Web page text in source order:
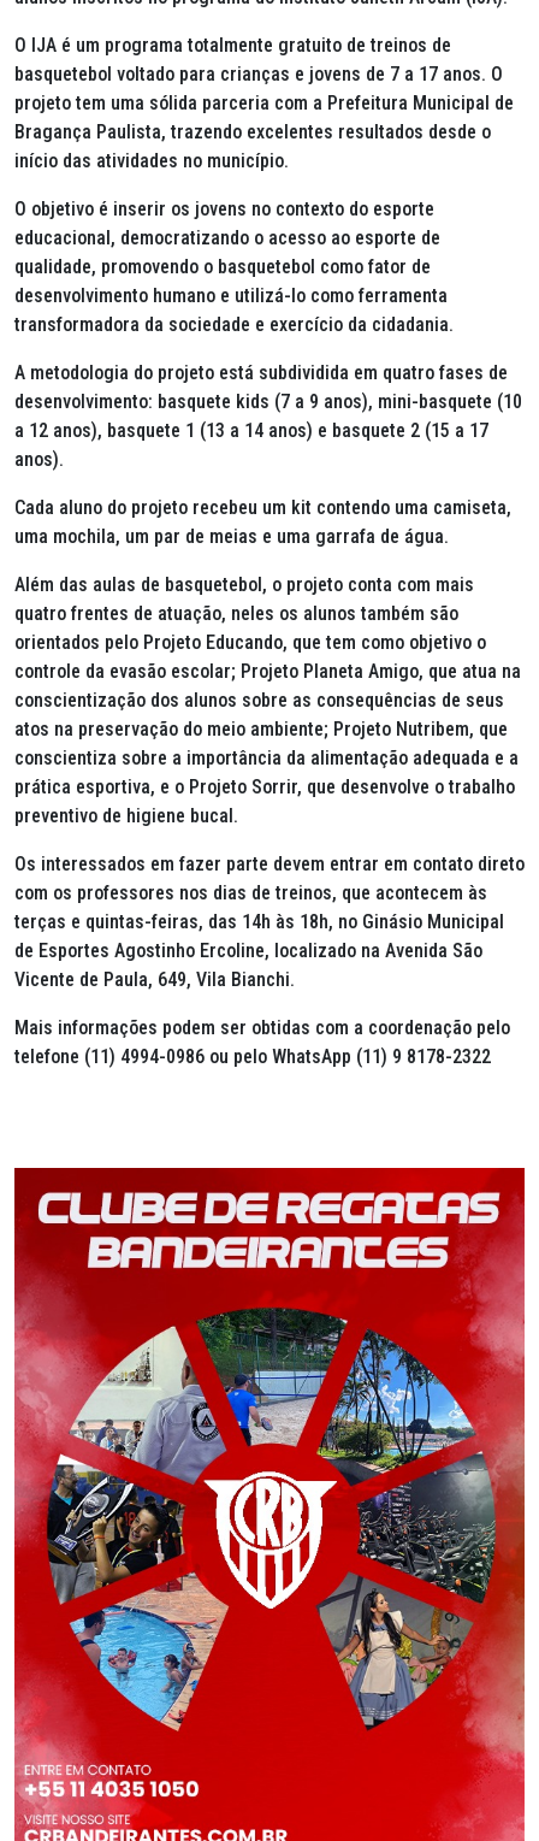
O IJA é um programa totalmente gratuito de treinos de
basquetebol voltado para crianças e jovens de 7 a 17 anos. O
projeto tem uma sólida parceria com a Prefeitura Municipal de
Bragança Paulista, trazendo excelentes resultados desde o
início das atividades no município.
O objetivo é inserir os jovens no contexto do esporte
educacional, democratizando o acesso ao esporte de
qualidade, promovendo o basquetebol como fator de
desenvolvimento humano e utilizá-lo como ferramenta
transformadora da sociedade e exercício da cidadania.
A metodologia do projeto está subdividida em quatro fases de
desenvolvimento: basquete kids (7 a 9 anos), mini-basquete (10
a 12 anos), basquete 1 (13 a 14 anos) e basquete 2 (15 a 17
anos).
Cada aluno do projeto recebeu um kit contendo uma camiseta,
uma mochila, um par de meias e uma garrafa de água.
Além das aulas de basquetebol, o projeto conta com mais
quatro frentes de atuação, neles os alunos também são
orientados pelo Projeto Educando, que tem como objetivo o
controle da evasão escolar; Projeto Planeta Amigo, que atua na
conscientização dos alunos sobre as consequências de seus
atos na preservação do meio ambiente; Projeto Nutribem, que
conscientiza sobre a importância da alimentação adequada e a
prática esportiva, e o Projeto Sorrir, que desenvolve o trabalho
preventivo de higiene bucal.
Os interessados em fazer parte devem entrar em contato direto
com os professores nos dias de treinos, que acontecem às
terças e quintas-feiras, das 14h às 18h, no Ginásio Municipal
de Esportes Agostinho Ercoline, localizado na Avenida São
Vicente de Paula, 649, Vila Bianchi.
Mais informações podem ser obtidas com a coordenação pelo
telefone (11) 4994-0986 ou pelo WhatsApp (11) 9 8178-2322